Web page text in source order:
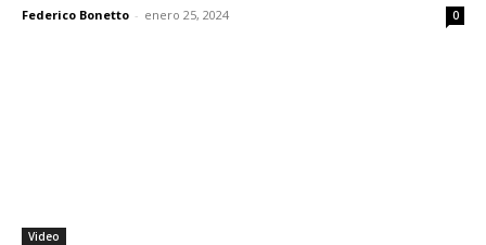
Federico Bonetto - enero 25, 2024 0
Video